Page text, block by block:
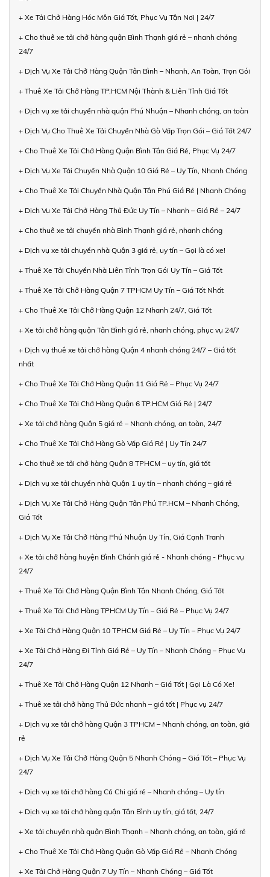
+ Xe Tải Chở Hàng Hóc Môn Giá Tốt, Phục Vụ Tận Nơi | 24/7
+ Cho thuê xe tải chở hàng quận Bình Thạnh giá rẻ – nhanh chóng
24/7
+ Dịch Vụ Xe Tải Chở Hàng Quận Tân Bình – Nhanh, An Toàn, Trọn Gói
+ Thuê Xe Tải Chở Hàng TP.HCM Nội Thành & Liên Tỉnh Giá Tốt
+ Dịch vụ xe tải chuyển nhà quận Phú Nhuận – Nhanh chóng, an toàn
+ Dịch Vụ Cho Thuê Xe Tải Chuyển Nhà Gò Vấp Trọn Gói – Giá Tốt 24/7
+ Cho Thuê Xe Tải Chở Hàng Quận Bình Tân Giá Rẻ, Phục Vụ 24/7
+ Dịch Vụ Xe Tải Chuyển Nhà Quận 10 Giá Rẻ – Uy Tín, Nhanh Chóng
+ Cho Thuê Xe Tải Chuyển Nhà Quận Tân Phú Giá Rẻ | Nhanh Chóng
+ Dịch Vụ Xe Tải Chở Hàng Thủ Đức Uy Tín – Nhanh – Giá Rẻ – 24/7
+ Cho thuê xe tải chuyển nhà Bình Thạnh giá rẻ, nhanh chóng
+ Dịch vụ xe tải chuyển nhà Quận 3 giá rẻ, uy tín – Gọi là có xe!
+ Thuê Xe Tải Chuyển Nhà Liên Tỉnh Trọn Gói Uy Tín – Giá Tốt
+ Thuê Xe Tải Chở Hàng Quận 7 TPHCM Uy Tín – Giá Tốt Nhất
+ Cho Thuê Xe Tải Chở Hàng Quận 12 Nhanh 24/7, Giá Tốt
+ Xe tải chở hàng quận Tân Bình giá rẻ, nhanh chóng, phục vụ 24/7
+ Dịch vụ thuê xe tải chở hàng Quận 4 nhanh chóng 24/7 – Giá tốt
nhất
+ Cho Thuê Xe Tải Chở Hàng Quận 11 Giá Rẻ – Phục Vụ 24/7
+ Cho Thuê Xe Tải Chở Hàng Quận 6 TP.HCM Giá Rẻ | 24/7
+ Xe tải chở hàng Quận 5 giá rẻ – Nhanh chóng, an toàn, 24/7
+ Cho Thuê Xe Tải Chở Hàng Gò Vấp Giá Rẻ | Uy Tín 24/7
+ Cho thuê xe tải chở hàng Quận 8 TPHCM – uy tín, giá tốt
+ Dịch vụ xe tải chuyển nhà Quận 1 uy tín – nhanh chóng – giá rẻ
+ Dịch Vụ Xe Tải Chở Hàng Quận Tân Phú TP.HCM – Nhanh Chóng,
Giá Tốt
+ Dịch Vụ Xe Tải Chở Hàng Phú Nhuận Uy Tín, Giá Cạnh Tranh
+ Xe tải chở hàng huyện Bình Chánh giá rẻ - Nhanh chóng - Phục vụ
24/7
+ Thuê Xe Tải Chở Hàng Quận Bình Tân Nhanh Chóng, Giá Tốt
+ Thuê Xe Tải Chở Hàng TPHCM Uy Tín – Giá Rẻ – Phục Vụ 24/7
+ Xe Tải Chở Hàng Quận 10 TPHCM Giá Rẻ – Uy Tín – Phục Vụ 24/7
+ Xe Tải Chở Hàng Đi Tỉnh Giá Rẻ – Uy Tín – Nhanh Chóng – Phục Vụ
24/7
+ Thuê Xe Tải Chở Hàng Quận 12 Nhanh – Giá Tốt | Gọi Là Có Xe!
+ Thuê xe tải chở hàng Thủ Đức nhanh – giá tốt | Phục vụ 24/7
+ Dịch vụ xe tải chở hàng Quận 3 TPHCM – Nhanh chóng, an toàn, giá
rẻ
+ Dịch Vụ Xe Tải Chở Hàng Quận 5 Nhanh Chóng – Giá Tốt – Phục Vụ
24/7
+ Dịch vụ xe tải chở hàng Củ Chi giá rẻ – Nhanh chóng – Uy tín
+ Dịch vụ xe tải chở hàng quận Tân Bình uy tín, giá tốt, 24/7
+ Xe tải chuyển nhà quận Bình Thạnh – Nhanh chóng, an toàn, giá rẻ
+ Cho Thuê Xe Tải Chở Hàng Quận Gò Vấp Giá Rẻ – Nhanh Chóng
+ Xe Tải Chở Hàng Quận 7 Uy Tín – Nhanh Chóng – Giá Tốt